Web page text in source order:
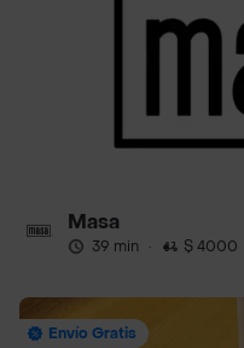
Masa
39 min · $ 4000
Envío Gratis